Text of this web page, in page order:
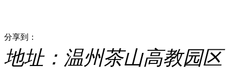
分享到：
地址：温州茶山高教园区